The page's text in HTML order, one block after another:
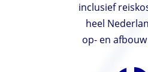
inclusief
heel
op- en